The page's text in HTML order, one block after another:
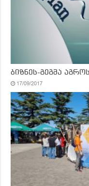
ბიზნეს-გეგმა
17/09/2017